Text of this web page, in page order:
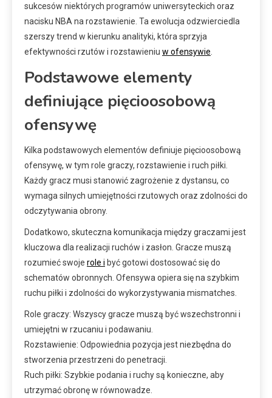
sukcesów niektórych programów uniwersyteckich oraz
nacisku NBA na rozstawienie. Ta ewolucja odzwierciedla
szerszy trend w kierunku analityki, która sprzyja
efektywności rzutów i rozstawieniu w ofensywie
Podstawowe elementy
definiujące pięcioosobową
ofensywę
Kilka podstawowych elementów definiuje pięcioosobową
ofensywę, w tym role graczy, rozstawienie i ruch piłki.
Każdy gracz musi stanowić zagrożenie z dystansu, co
wymaga silnych umiejętności rzutowych oraz zdolności do
odczytywania obrony.
Dodatkowo, skuteczna komunikacja między graczami jest
kluczowa dla realizacji ruchów i zasłon. Gracze muszą
rozumieć swoje role i być gotowi dostosować się do
schematów obronnych. Ofensywa opiera się na szybkim
ruchu piłki i zdolności do wykorzystywania mismatches.
Role graczy: Wszyscy gracze muszą być wszechstronni i
umiejętni w rzucaniu i podawaniu.
Rozstawienie: Odpowiednia pozycja jest niezbędna do
stworzenia przestrzeni do penetracji.
Ruch piłki: Szybkie podania i ruchy są konieczne, aby
utrzymać obronę w równowadze.